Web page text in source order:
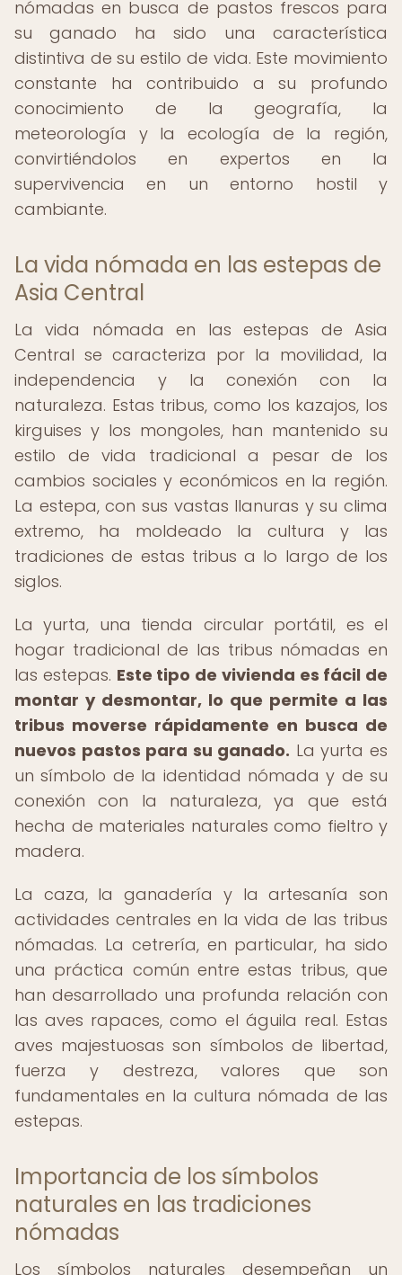
nómadas en busca de pastos frescos para
su ganado ha sido una característica
distintiva de su estilo de vida. Este movimiento
constante ha contribuido a su profundo
conocimiento de la geografía, la
meteorología y la ecología de la región,
convirtiéndolos en expertos en la
supervivencia en un entorno hostil y
cambiante.
La vida nómada en las estepas de
Asia Central
La vida nómada en las estepas de Asia
Central se caracteriza por la movilidad, la
independencia y la conexión con la
naturaleza. Estas tribus, como los kazajos, los
kirguises y los mongoles, han mantenido su
estilo de vida tradicional a pesar de los
cambios sociales y económicos en la región.
La estepa, con sus vastas llanuras y su clima
extremo, ha moldeado la cultura y las
tradiciones de estas tribus a lo largo de los
siglos.
La yurta, una tienda circular portátil, es el
hogar tradicional de las tribus nómadas en
las estepas. Este tipo de vivienda es fácil de
montar y desmontar, lo que permite a las
tribus moverse rápidamente en busca de
nuevos pastos para su ganado. La yurta es
un símbolo de la identidad nómada y de su
conexión con la naturaleza, ya que está
hecha de materiales naturales como fieltro y
madera.
La caza, la ganadería y la artesanía son
actividades centrales en la vida de las tribus
nómadas. La cetrería, en particular, ha sido
una práctica común entre estas tribus, que
han desarrollado una profunda relación con
las aves rapaces, como el águila real. Estas
aves majestuosas son símbolos de libertad,
fuerza y destreza, valores que son
fundamentales en la cultura nómada de las
estepas.
Importancia de los símbolos
naturales en las tradiciones
nómadas
Los símbolos naturales desempeñan un